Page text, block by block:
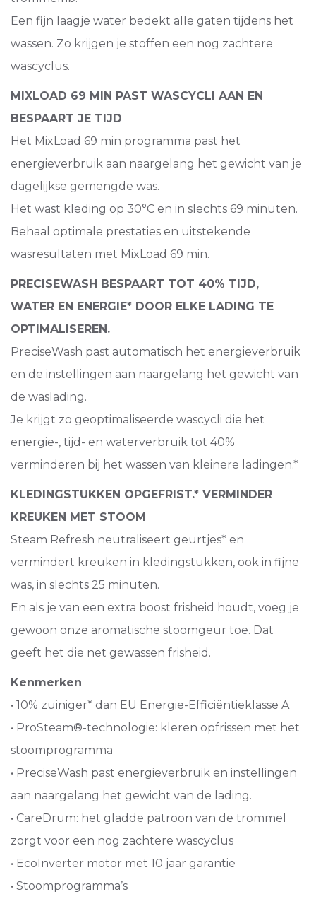
Een fijn laagje water bedekt alle gaten tijdens het
wassen. Zo krijgen je stoffen een nog zachtere
wascyclus.
MIXLOAD 69 MIN PAST WASCYCLI AAN EN
BESPAART JE TIJD
Het MixLoad 69 min programma past het
energieverbruik aan naargelang het gewicht van je
dagelijkse gemengde was.
Het wast kleding op 30°C en in slechts 69 minuten.
Behaal optimale prestaties en uitstekende
wasresultaten met MixLoad 69 min.
PRECISEWASH BESPAART TOT 40% TIJD,
WATER EN ENERGIE* DOOR ELKE LADING TE
OPTIMALISEREN.
PreciseWash past automatisch het energieverbruik
en de instellingen aan naargelang het gewicht van
de waslading.
Je krijgt zo geoptimaliseerde wascycli die het
energie-, tijd- en waterverbruik tot 40%
verminderen bij het wassen van kleinere ladingen.*
KLEDINGSTUKKEN OPGEFRIST.* VERMINDER
KREUKEN MET STOOM
Steam Refresh neutraliseert geurtjes* en
vermindert kreuken in kledingstukken, ook in fijne
was, in slechts 25 minuten.
En als je van een extra boost frisheid houdt, voeg je
gewoon onze aromatische stoomgeur toe. Dat
geeft het die net gewassen frisheid.
Kenmerken
• 10% zuiniger* dan EU Energie-Efficiëntieklasse A
• ProSteam®-technologie: kleren opfrissen met het
stoomprogramma
• PreciseWash past energieverbruik en instellingen
aan naargelang het gewicht van de lading.
• CareDrum: het gladde patroon van de trommel
zorgt voor een nog zachtere wascyclus
• EcoInverter motor met 10 jaar garantie
• Stoomprogramma’s